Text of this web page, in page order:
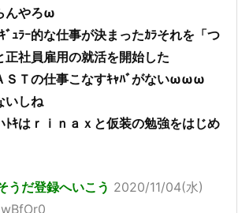
んやろω
ﾞｭﾗｰ的な仕事が決まったｶﾗそれを「つ
正社員雇用の就活を開始した
ＳＴの仕事こなすｷｬﾊﾞがないωωω
いしね
ｷはｒｉｎａｘと仮装の勉強をはじめ
うだ登録へいこう 2020/11/04(水)